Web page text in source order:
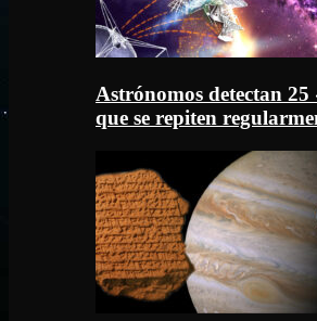
Astrónomos detectan 25
que se repiten